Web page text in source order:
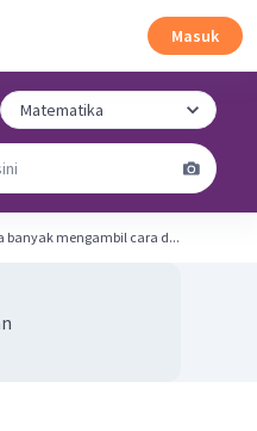
Masuk
banyak mengambil cara d...